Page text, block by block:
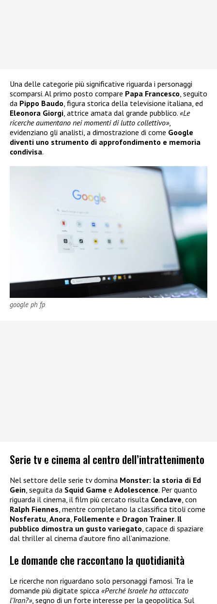
Una delle categorie più significative riguarda i personaggi
scomparsi. Al primo posto compare Papa Francesco , seguito
da Pippo Baudo , figura storica della televisione italiana, ed
Eleonora Giorgi , attrice amata dal grande pubblico. «Le
ricerche aumentano nei momenti di lutto collettivo»,
evidenziano gli analisti, a dimostrazione di come Google
diventi uno strumento di approfondimento e memoria
condivisa.
google ph fp
Serie tv e cinema al centro dell’intrattenimento
Nel settore delle serie tv domina Monster: la storia di Ed
Gein , seguita da Squid Game e Adolescence. Per quanto
riguarda il cinema, il film più cercato risulta Conclave , con
Ralph Fiennes , mentre completano la classifica titoli come
Nosferatu Anora Follemente e Dragon Trainer. Il
pubblico dimostra un gusto variegato , capace di spaziare
dal thriller al cinema d’autore fino all’animazione.
Le domande che raccontano la quotidianità
Le ricerche non riguardano solo personaggi famosi. Tra le
domande più digitate spicca «Perché Israele ha attaccato
l’Iran?», segno di un forte interesse per la geopolitica. Sul